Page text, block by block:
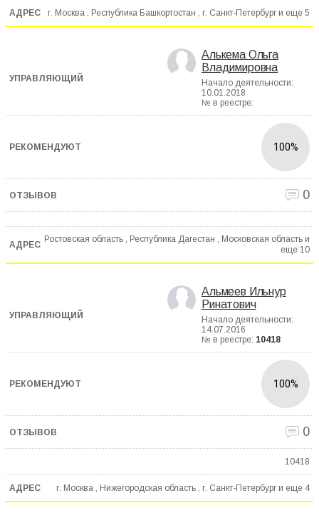
г. Москва , Республика Башкортостан , г. Санкт-Петербург и еще 5
Алькема Ольга
Владимировна
Начало деятельности:
10.01.2018
№ в реестре:
100%
0
Ростовская область , Республика Дагестан , Московская область и
еще 10
Альмеев Ильнур
Ринатович
Начало деятельности:
14.07.2016
№ в реестре: 10418
100%
0
10418
г. Москва , Нижегородская область , г. Санкт-Петербург и еще 4